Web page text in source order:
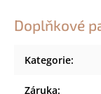
Doplňkové
Kategorie:
Záruka: